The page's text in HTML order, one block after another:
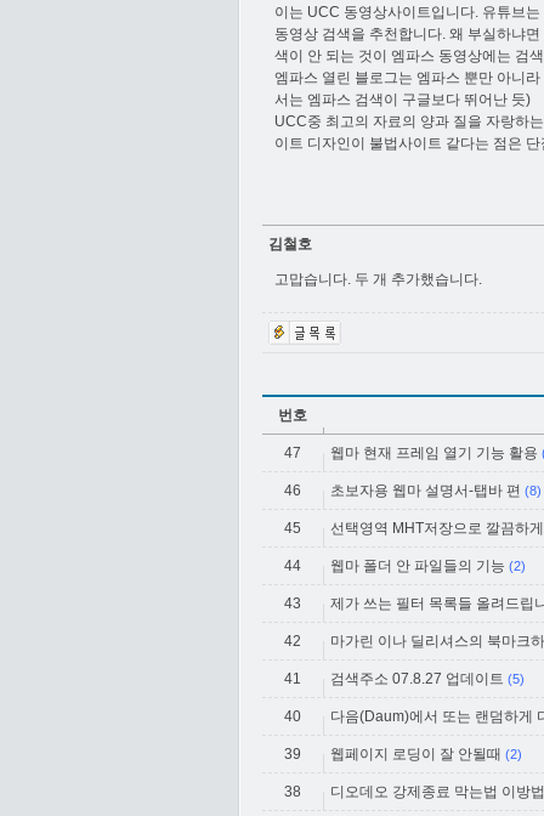
이는 UCC 동영상사이트입니다. 유튜브
동영상 검색을 추천합니다. 왜 부실하냐
색이 안 되는 것이 엠파스 동영상에는 검
엠파스 열린 블로그는 엠파스 뿐만 아니
서는 엠파스 검색이 구글보다 뛰어난 듯)
UCC중 최고의 자료의 양과 질을 자랑하
이트 디자인이 불법사이트 같다는 점은 단
김철호
고맙습니다. 두 개 추가했습니다.
번호
47 웹마 현재 프레임 열기 기능 활용
46 초보자용 웹마 설명서-탭바 편 (8)
45 선택영역 MHT저장으로 깔끔하
44 웹마 폴더 안 파일들의 기능 (2)
43 제가 쓰는 필터 목록들 올려드립
42 마가린 이나 딜리셔스의 북마크
41 검색주소 07.8.27 업데이트 (5)
40 다음(Daum)에서 또는 랜덤하게
39 웹페이지 로딩이 잘 안될때 (2)
38 디오데오 강제종료 막는법 이방